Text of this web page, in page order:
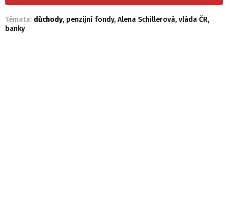
Témata: důchody, penzijní fondy, Alena Schillerová, vláda ČR,
banky